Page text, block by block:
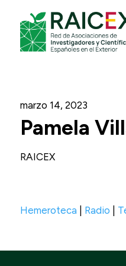
marzo 14, 2023
Pamela
RAICEX
Hemeroteca Radio